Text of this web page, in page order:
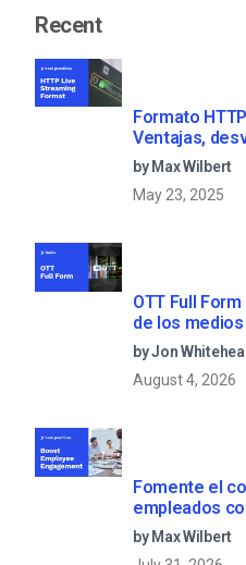
Recent
Formato
Ventajas,
by Max Wilbert
May 23, 2025
OTT Full
de los
by Jon
August 4, 2026
Fomente el
empleados
corporativas
by Max Wilbert